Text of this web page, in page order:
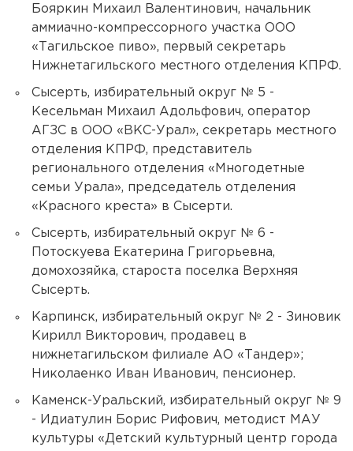
Бояркин Михаил Валентинович, начальник
аммиачно-компрессорного участка ООО
«Тагильское пиво», первый секретарь
Нижнетагильского местного отделения КПРФ.
Сысерть, избирательный округ № 5 -
Кесельман Михаил Адольфович, оператор
АГЗС в ООО «ВКС-Урал», секретарь местного
отделения КПРФ, представитель
регионального отделения «Многодетные
семьи Урала», председатель отделения
«Красного креста» в Сысерти.
Сысерть, избирательный округ № 6 -
Потоскуева Екатерина Григорьевна,
домохозяйка, староста поселка Верхняя
Сысерть.
Карпинск, избирательный округ № 2 - Зиновик
Кирилл Викторович, продавец в
нижнетагильском филиале АО «Тандер»;
Николаенко Иван Иванович, пенсионер.
Каменск-Уральский, избирательный округ № 9
- Идиатулин Борис Рифович, методист МАУ
культуры «Детский культурный центр города